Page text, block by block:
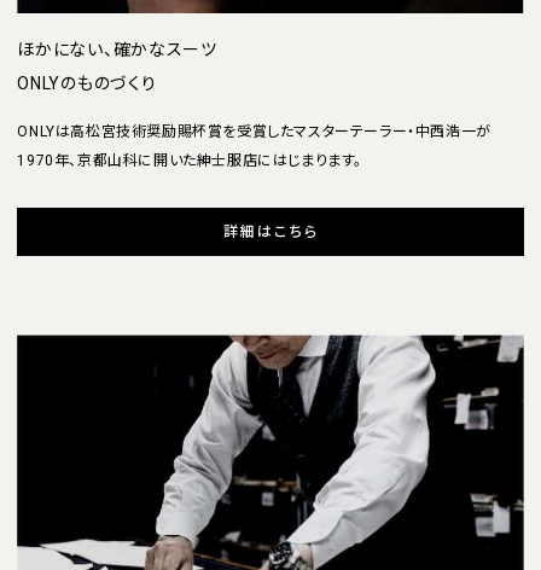
ほかにない、確かなスーツ
ONLYのものづくり
ONLYは高松宮技術奨励賜杯賞を受賞したマスターテーラー・中西浩一が
1970年、京都山科に開いた紳士服店にはじまります。
詳細はこちら